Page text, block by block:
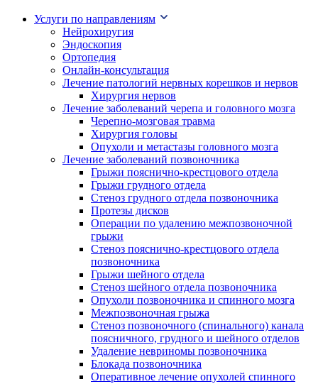
Услуги по направлениям
Нейрохиругия
Эндоскопия
Ортопедия
Онлайн-консультация
Лечение патологий нервных корешков и нервов
Хирургия нервов
Лечение заболеваний черепа и головного мозга
Черепно-мозговая травма
Хирургия головы
Опухоли и метастазы головного мозга
Лечение заболеваний позвоночника
Грыжи пояснично-крестцового отдела
Грыжи грудного отдела
Стеноз грудного отдела позвоночника
Протезы дисков
Операции по удалению межпозвоночной
грыжи
Стеноз пояснично-крестцового отдела
позвоночника
Грыжи шейного отдела
Стеноз шейного отдела позвоночника
Опухоли позвоночника и спинного мозга
Межпозвоночная грыжа
Стеноз позвоночного (спинального) канала
поясничного, грудного и шейного отделов
Удаление невриномы позвоночника
Блокада позвоночника
Оперативное лечение опухолей спинного